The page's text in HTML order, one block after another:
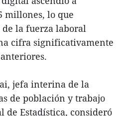
millones, lo que
de la fuerza laboral
cifra significativamente
jefa interina de la
de población y trabajo
de Estadística, consideró